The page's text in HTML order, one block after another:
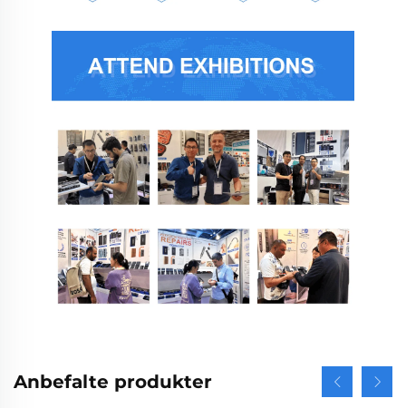
Anbefalte produkter